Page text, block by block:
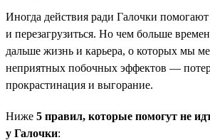
Иногда действия ради Галочки помогают
и перезагрузиться. Но чем больше
дальше жизнь и карьера, о которых мы
неприятных побочных эффектов —
прокрастинация и выгорание.
Ниже 5 правил, которые помогут не
у Галочки: